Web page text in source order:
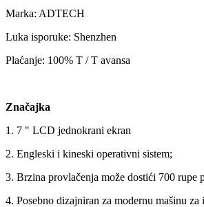
Marka: ADTECH
Luka isporuke: Shenzhen
Plaćanje: 100% T / T avansa
Značajka
1. 7 " LCD jednokrani ekran
2. Engleski i kineski operativni sistem;
3. Brzina provlačenja može dostići 700 rupe
4. Posebno dizajniran za modernu mašinu za